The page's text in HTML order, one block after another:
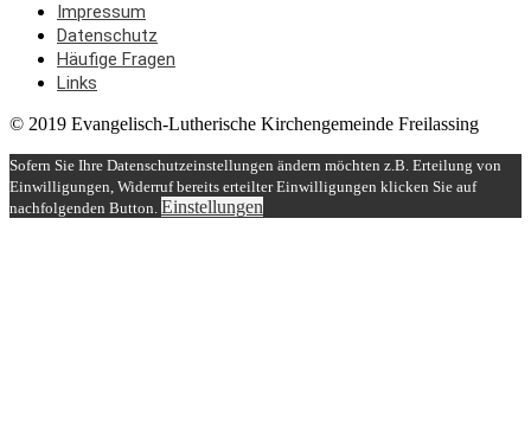
Impressum
Datenschutz
Häufige Fragen
Links
© 2019 Evangelisch-Lutherische Kirchengemeinde Freilassing
Sofern Sie Ihre Datenschutzeinstellungen ändern möchten z.B. Erteilung von
Einwilligungen, Widerruf bereits erteilter Einwilligungen klicken Sie auf
nachfolgenden Button. Einstellungen